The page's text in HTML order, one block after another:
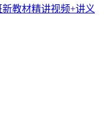
教材精讲视频+讲义